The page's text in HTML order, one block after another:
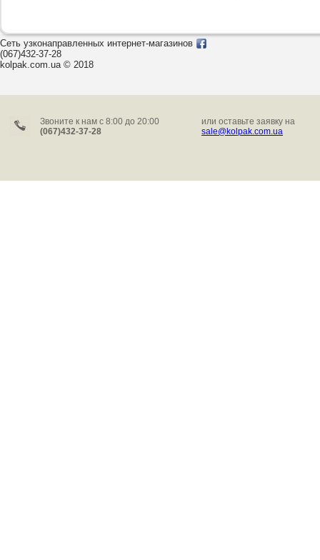
Сеть узконаправленных интернет-магазинов
(067)432-37-28
kolpak.com.ua © 2018
Звоните к нам c 8:00 до 20:00
(067)432-37-28
или оставьте заявку на
sale@kolpak.com.ua